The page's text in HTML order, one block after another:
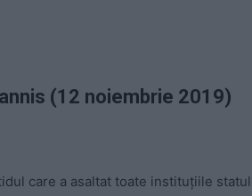
(12 noiembrie 2019)
care a asaltat toate instituțiile